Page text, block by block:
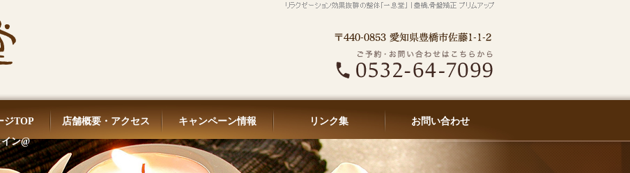
ジTOP 店舗概要・アクセス キャンペーン情報 リンク集
お問い合わせ
ン@